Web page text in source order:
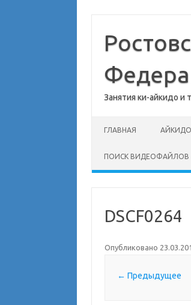
содержимому
Занятия ки-айкидо и
ГЛАВНАЯ АЙКИДО
ПОИСК ВИДЕОФАЙЛОВ
DSCF0264
Опубликовано
← Предыдущее